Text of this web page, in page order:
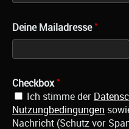
Deine Mailadresse *
Checkbox *
Ich stimme der
Nutzungbedingungen
Nachricht (Schutz vor